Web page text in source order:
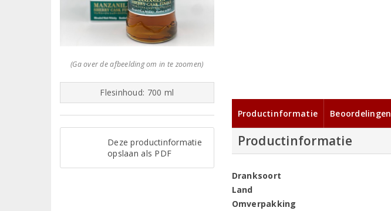
(Ga over de afbeelding om in te zoomen)
Flesinhoud: 700 ml
Deze productinformatie
opslaan als PDF
Productinformatie Beoordelingen
Productinformatie
Dranksoort
Land
Omverpakking